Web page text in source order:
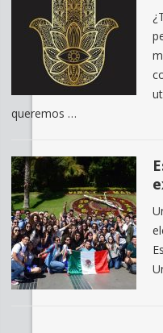
queremos …